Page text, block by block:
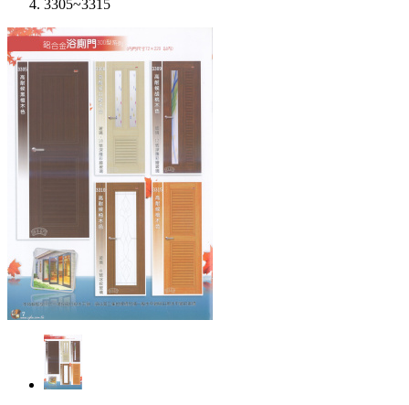
3305~3315